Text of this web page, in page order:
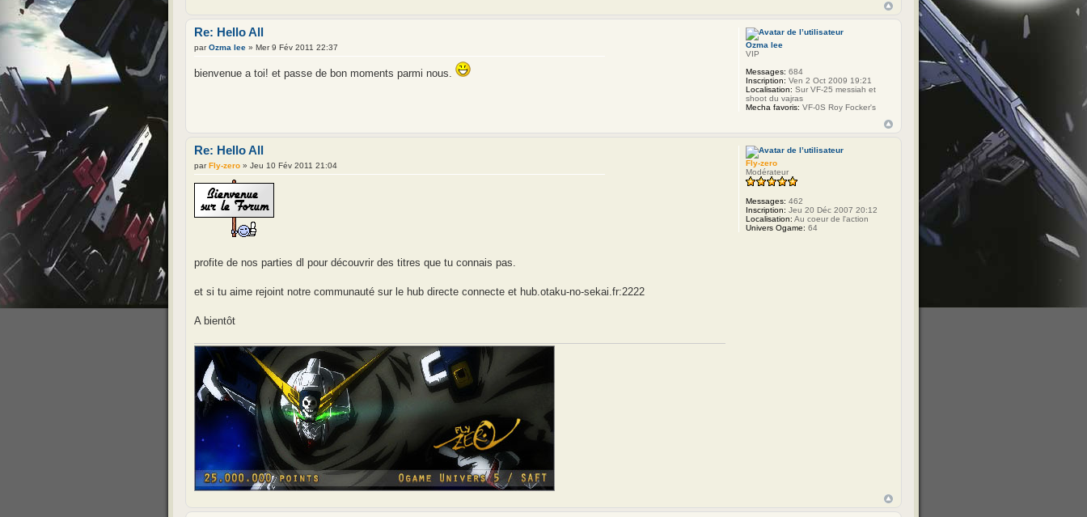
Re: Hello All
parOzma lee » Mer 9 Fév 2011 22:37
bienvenue a toi! et passe de bon moments parmi nous.
Ozma lee
VIP
Messages: 684
Inscription: Ven 2 Oct 2009 19:21
Localisation: Sur VF-25 messiah et
shoot du vajras
Mecha favoris: VF-0S Roy Focker's
Re: Hello All
parFly-zero » Jeu 10 Fév 2011 21:04
profite de nos parties dl pour découvrir des titres que tu connais pas.
et si tu aime rejoint notre communauté sur le hub directe connecte et hub.otaku-no-sekai.fr:2222
A bientôt
Fly-zero
Modérateur
Messages: 462
Inscription: Jeu 20 Déc 2007 20:12
Localisation: Au coeur de l'action
Univers Ogame: 64